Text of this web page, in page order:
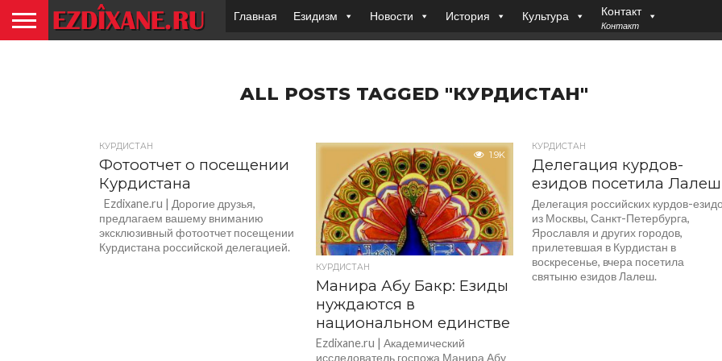
Главная Езидизм Новости История Культура Контакт
Контакт
ALL POSTS TAGGED "КУРДИСТАН"
КУРДИСТАН
Фотоотчет о посещении
Курдистана
Ezdixane.ru | Дорогие друзья,
предлагаем вашему вниманию
эксклюзивный фотоотчет посещении
Курдистана российской делегацией.
1.9K
КУРДИСТАН
Манира Абу Бакр: Езиды
нуждаются в
национальном единстве
Ezdixane.ru | Академический
исследователь госпожа Манира Абу
КУРДИСТАН
Делегация курдов-
езидов посетила Лалеш
Делегация российских курдов-
из Москвы, Санкт-Петербурга,
Ярославля и других городов,
прилетевшая в Курдистан в
воскресенье, вчера посетила
святыню езидов Лалеш.